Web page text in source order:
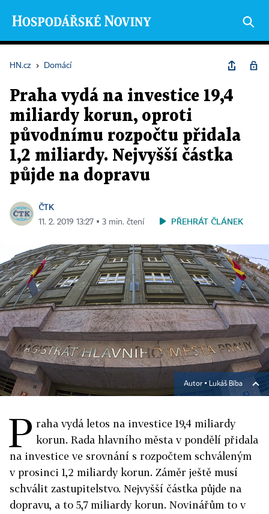
HN.cz › Domácí
Praha vydá na investice 19,4
miliardy korun, oproti
původnímu rozpočtu přidala
1,2 miliardy. Nejvyšší částka
půjde na dopravu
ČTK
11. 2. 2019 13:27 ▪ 3 min. čtení PŘEHRÁT ČLÁNEK
Autor ▪ Lukáš Bíba
P raha vydá letos na investice 19,4 miliardy
korun. Rada hlavního města v pondělí přidala
na investice ve srovnání s rozpočtem schváleným
v prosinci 1,2 miliardy korun. Záměr ještě musí
schválit zastupitelstvo. Nejvyšší částka půjde na
dopravu, a to 5,7 miliardy korun. Novinářům to v